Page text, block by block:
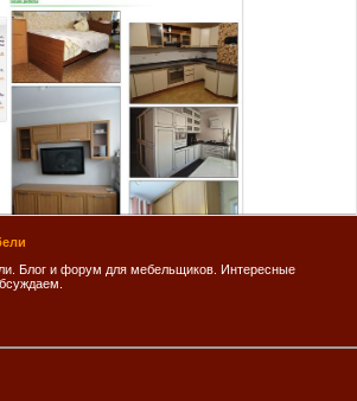
Блог и форум для мебельщиков. Интересные